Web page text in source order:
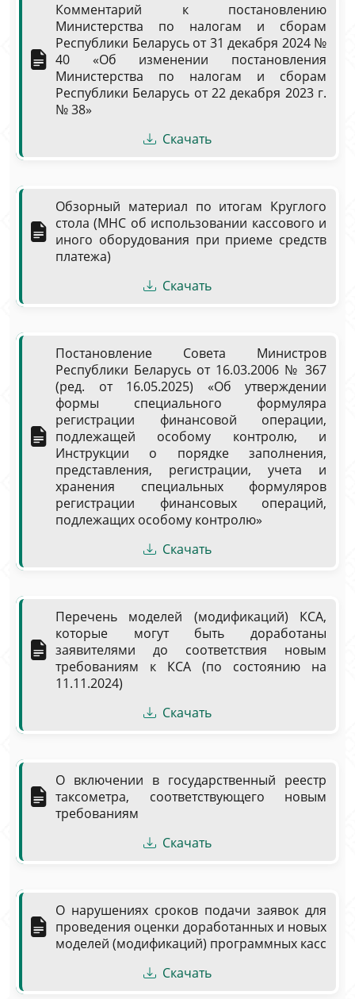
Комментарий к постановлению
Министерства по налогам и сборам
Республики Беларусь от 31 декабря 2024 №
40 «Об изменении постановления
Министерства по налогам и сборам
Республики Беларусь от 22 декабря 2023 г.
№ 38»
Скачать
Обзорный материал по итогам Круглого
стола (МНС об использовании кассового и
иного оборудования при приеме средств
платежа)
Скачать
Постановление Совета Министров
Республики Беларусь от 16.03.2006 № 367
(ред. от 16.05.2025) «Об утверждении
формы специального формуляра
регистрации финансовой операции,
подлежащей особому контролю, и
Инструкции о порядке заполнения,
представления, регистрации, учета и
хранения специальных формуляров
регистрации финансовых операций,
подлежащих особому контролю»
Скачать
Перечень моделей (модификаций) КСА,
которые могут быть доработаны
заявителями до соответствия новым
требованиям к КСА (по состоянию на
11.11.2024)
Скачать
О включении в государственный реестр
таксометра, соответствующего новым
требованиям
Скачать
О нарушениях сроков подачи заявок для
проведения оценки доработанных и новых
моделей (модификаций) программных касс
Скачать